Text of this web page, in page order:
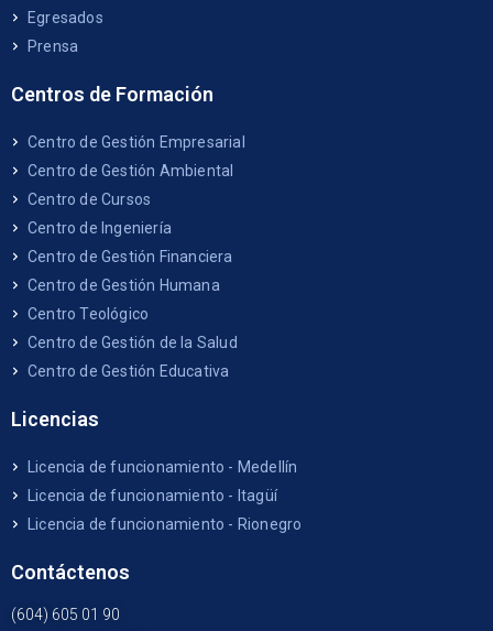
Egresados
Prensa
Centros de Formación
Centro de Gestión Empresarial
Centro de Gestión Ambiental
Centro de Cursos
Centro de Ingeniería
Centro de Gestión Financiera
Centro de Gestión Humana
Centro Teológico
Centro de Gestión de la Salud
Centro de Gestión Educativa
Licencias
Licencia de funcionamiento - Medellín
Licencia de funcionamiento - Itagüí
Licencia de funcionamiento - Rionegro
Contáctenos
(604) 605 01 90